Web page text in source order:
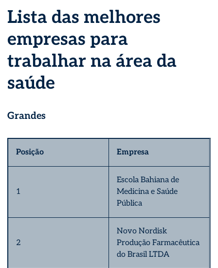
Lista das melhores
empresas para
trabalhar na área da
saúde
Grandes
Posição Empresa
1
Escola Bahiana de
Medicina e Saúde
Pública
2
Novo Nordisk
Produção Farmacêutica
do Brasil LTDA